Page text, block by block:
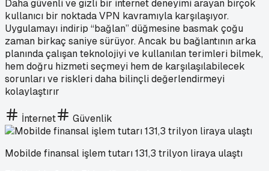
Daha güvenli ve gizli bir internet deneyimi arayan birçok
kullanıcı bir noktada VPN kavramıyla karşılaşıyor.
Uygulamayı indirip “bağlan” düğmesine basmak çoğu
zaman birkaç saniye sürüyor. Ancak bu bağlantının arka
planında çalışan teknolojiyi ve kullanılan terimleri bilmek,
hem doğru hizmeti seçmeyi hem de karşılaşılabilecek
sorunları ve riskleri daha bilinçli değerlendirmeyi
kolaylaştırır
İnternet Güvenlik
Mobilde finansal işlem tutarı 131,3 trilyon liraya ulaştı